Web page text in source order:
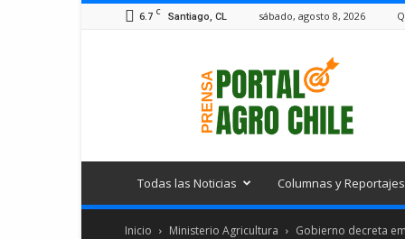
6.7 C Santiago, CL sábado, agosto 8, 2026
Todas las Noticias Columnas y Reportajes
Inicio Ministerio Agricultura Gobierno decreta